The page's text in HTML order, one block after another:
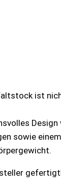
ist
sowie